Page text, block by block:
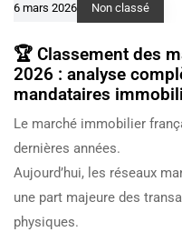
6 mars 2026 Non classé
🏆 Classement des
2026 : analyse
mandataires
Le marché immobilier
dernières années.
Aujourd’hui, les réseaux
une part majeure des
physiques.